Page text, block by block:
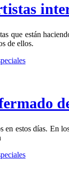
que están
de ellos.
estos días. En